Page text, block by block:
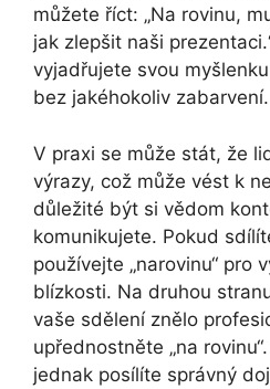
můžete říct: „Na rovinu,
jak zlepšit naši
vyjadřujete svou
bez jakéhokoliv zabarvení.
V praxi se může stát, že
výrazy, což může vést k
důležité být si vědom
komunikujete. Pokud
používejte „narovinu“ pro
blízkosti. Na druhou
vaše sdělení znělo
upřednostněte „na
jednak posílíte správný